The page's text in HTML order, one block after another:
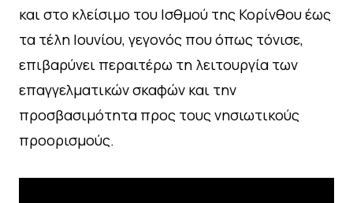
και στο κλείσιμο του Ισθμού της Κορίνθου έως
τα τέλη Ιουνίου, γεγονός που όπως τόνισε,
επιβαρύνει περαιτέρω τη λειτουργία των
επαγγελματικών σκαφών και την
προσβασιμότητα προς τους νησιωτικούς
προορισμούς.